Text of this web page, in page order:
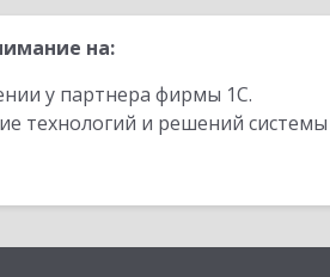
на:
у партнера фирмы 1С.
технологий и решений